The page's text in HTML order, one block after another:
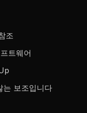
조
트웨어
는 보조입니다